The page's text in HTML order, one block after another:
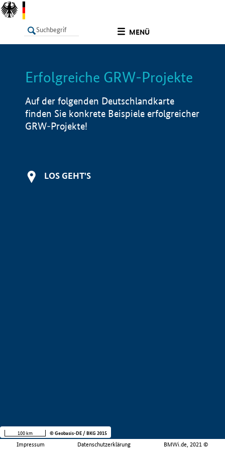
MENÜ
LISTE Info
Erfolgreiche GRW-Projekte
Auf der folgenden Deutschlandkarte
finden Sie konkrete Beispiele erfolgreicher
GRW-Projekte!
LOS GEHT'S
Impressum Datenschutzerklärung BMWi.de, 2021 ©
100 km © Geobasis-DE / BKG 2015